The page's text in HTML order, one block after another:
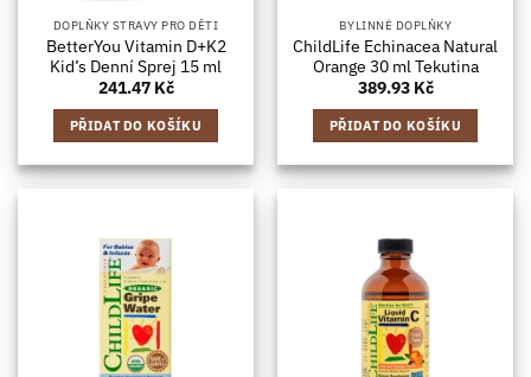
DOPLŇKY STRAVY PRO DĚTI
BetterYou Vitamin D+K2
Kid’s Denní Sprej 15 ml
241.47 Kč
PŘIDAT DO KOŠÍKU
BYLINNÉ DOPLŇKY
ChildLife Echinacea Natural
Orange 30 ml Tekutina
389.93 Kč
PŘIDAT DO KOŠÍKU